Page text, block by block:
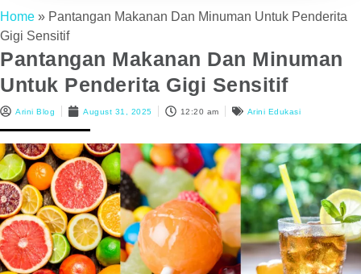
Home » Pantangan Makanan Dan Minuman Untuk Penderita
Gigi Sensitif
Pantangan Makanan Dan Minuman
Untuk Penderita Gigi Sensitif
Arini Blog August 31, 2025 12:20 am Arini Edukasi